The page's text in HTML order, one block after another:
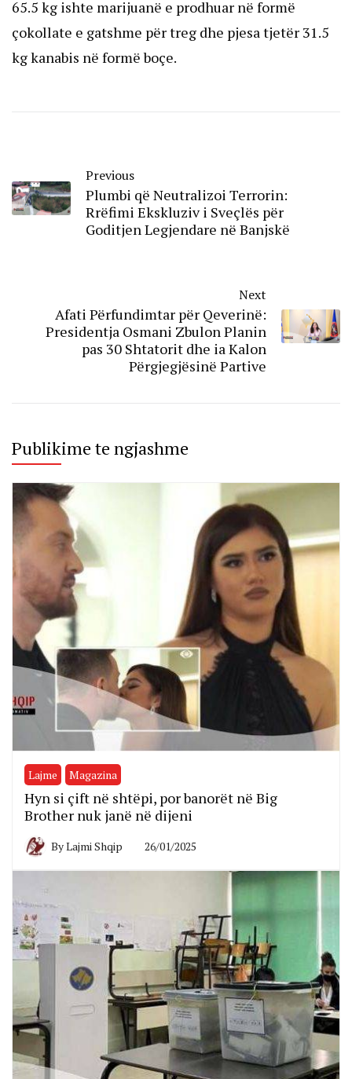
65.5 kg ishte marijuanë e prodhuar në formë
çokollate e gatshme për treg dhe pjesa tjetër 31.5
kg kanabis në formë boçe.
Previous
Plumbi që Neutralizoi Terrorin:
Rrëfimi Ekskluziv i Sveçlës për
Goditjen Legjendare në Banjskë
Next
Afati Përfundimtar për Qeverinë:
Presidentja Osmani Zbulon Planin
pas 30 Shtatorit dhe ia Kalon
Përgjegjësinë Partive
Publikime te ngjashme
Lajme Magazina
Hyn si çift në shtëpi, por banorët në Big
Brother nuk janë në dijeni
ByLajmi Shqip 26/01/2025